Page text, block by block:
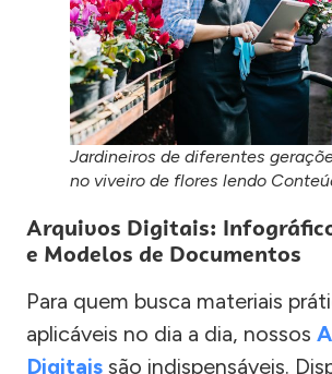
Jardineiros de diferentes
no viveiro de flores lendo
Arquivos Digitais:
e Modelos de Documentos
Para quem busca materiais
aplicáveis no dia a dia, nossos
Digitais são indispensáveis.